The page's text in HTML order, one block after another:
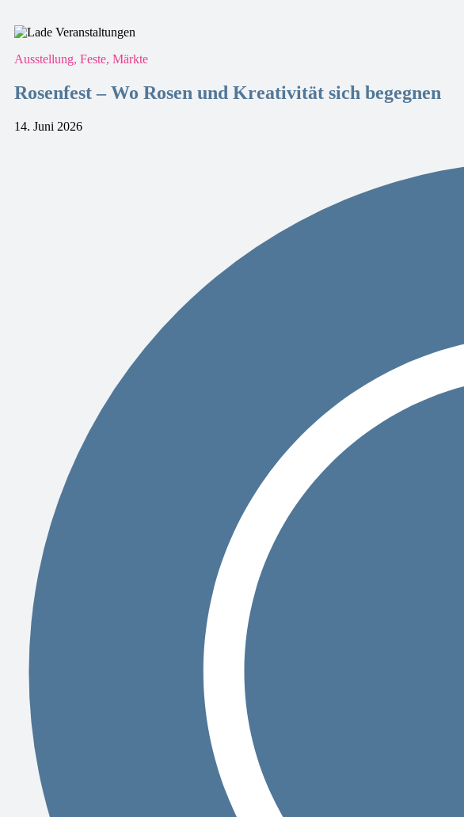
Ausstellung, Feste, Märkte
Rosenfest – Wo Rosen und Kreativität sich begegnen
14. Juni 2026